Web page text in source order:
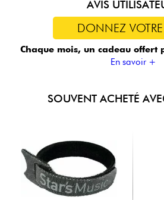
AVIS
DONNEZ
Chaque mois, un cadeau offert
En savoir +
SOUVENT ACHETÉ